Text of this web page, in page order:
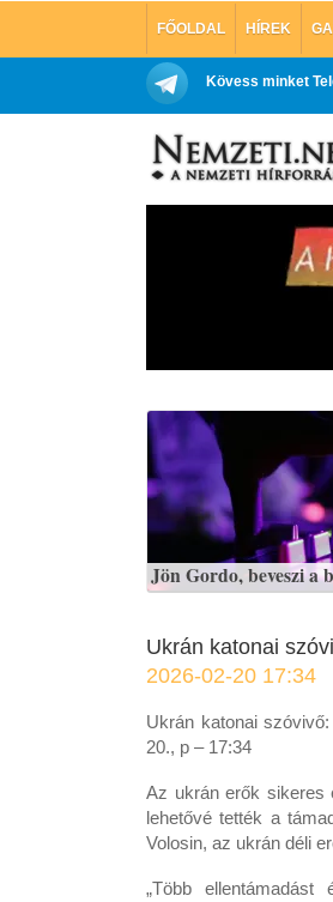
FŐOLDAL HÍREK
Kövess minket
Jön Gordo, beveszi a
Ukrán katonai
2026-02-20 17:34
Ukrán katonai
20., p – 17:34
Az ukrán erők sikeres
lehetővé tették a
Volosin, az ukrán déli
„Több